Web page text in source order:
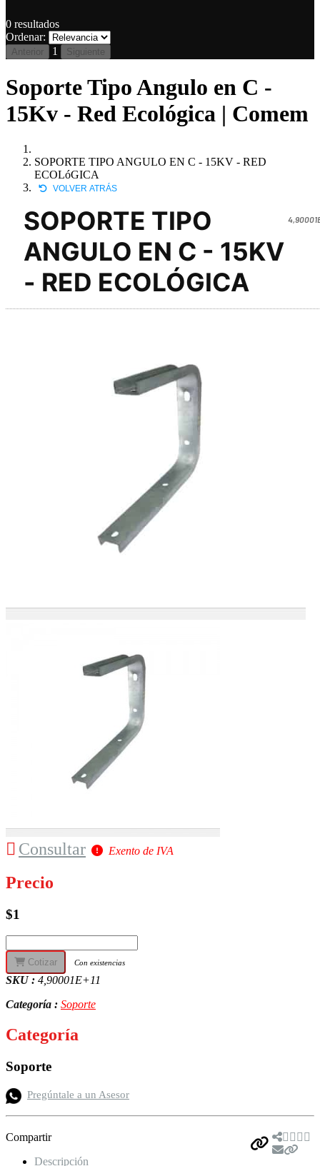
0 resultados
Ordenar:
Anterior 1 Siguiente
Soporte Tipo Angulo en C -
15Kv - Red Ecológica | Comem
SOPORTE TIPO ANGULO EN C - 15KV - RED
ECOLóGICA
VOLVER ATRÁS
SOPORTE TIPO
ANGULO EN C - 15KV
- RED ECOLÓGICA
Consultar Exento de IVA
Precio
$1
Cotizar Con existencias
SKU : 4,90001E+11
Categoría : Soporte
Categoría
Soporte
Pregúntale a un Asesor
Compartir
Descripción